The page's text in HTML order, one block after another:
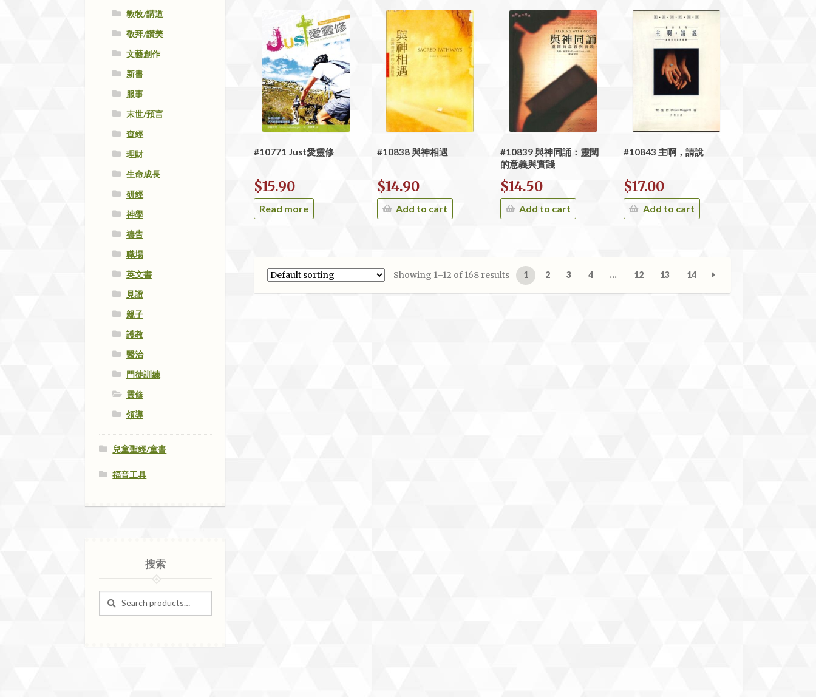
#10771 Just愛靈修
$15.90
Read more
#10838 與神相遇
$14.90
Add to cart
#10839 與神同誦：靈閱
的意義與實踐
$14.50
Add to cart
#10843 主啊，請說
$17.00
Add to cart
Showing 1–12 of 168 results 1 2 3 4 … 12 13 14
教牧/講道
敬拜/讚美
文藝創作
新書
服事
末世/預言
查經
理財
生命成長
研經
神學
禱告
職場
英文書
見證
親子
護教
醫治
門徒訓練
靈修
領導
兒童聖經/童書
福音工具
搜索